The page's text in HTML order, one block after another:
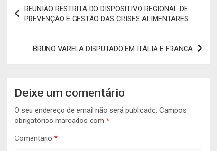
de
artigos
REUNIÃO RESTRITA DO DISPOSITIVO REGIONAL DE
PREVENÇÃO E GESTÃO DAS CRISES ALIMENTARES
BRUNO VARELA DISPUTADO EM ITÁLIA E FRANÇA
Deixe um comentário
O seu endereço de email não será publicado. Campos
obrigatórios marcados com *
Comentário *